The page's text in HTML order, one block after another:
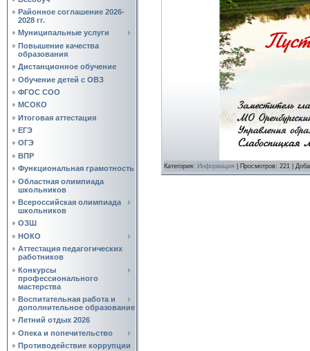
Районное соглашение 2026-
2028 гг.
Муниципальные услуги
Повышение качества
образования
Дистанционное обучение
Обучение детей с ОВЗ
ФГОС СОО
МСОКО
Итоговая аттестация
ЕГЭ
ОГЭ
ВПР
Функциональная грамотность
Областная олимпиада
школьников
Всероссийская олимпиада
школьников
ОЗШ
НОКО
Аттестация педагогических
работников
Конкурсы
профессионального
мастерства
Воспитательная работа и
дополнительное образование
Летний отдых 2026
Опека и попечительство
Противодействие коррупции
Категория: Информация Просмотров: 221